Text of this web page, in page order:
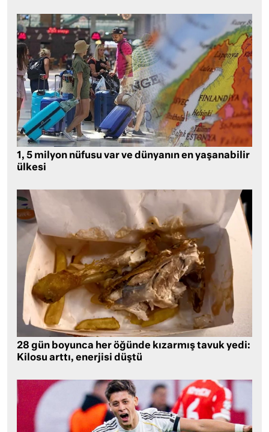
1, 5 milyon nüfusu var ve dünyanın en yaşanabilir
ülkesi
28 gün boyunca her öğünde kızarmış tavuk yedi:
Kilosu arttı, enerjisi düştü